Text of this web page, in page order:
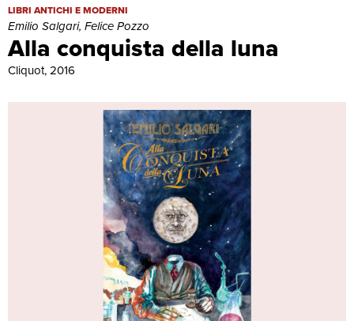
Alla conquista della luna
Alla conquista della luna | Libri antichi e moderni | Emilio Salgari,
LIBRI ANTICHI E MODERNI
Emilio Salgari, Felice Pozzo
Cliquot, 2016